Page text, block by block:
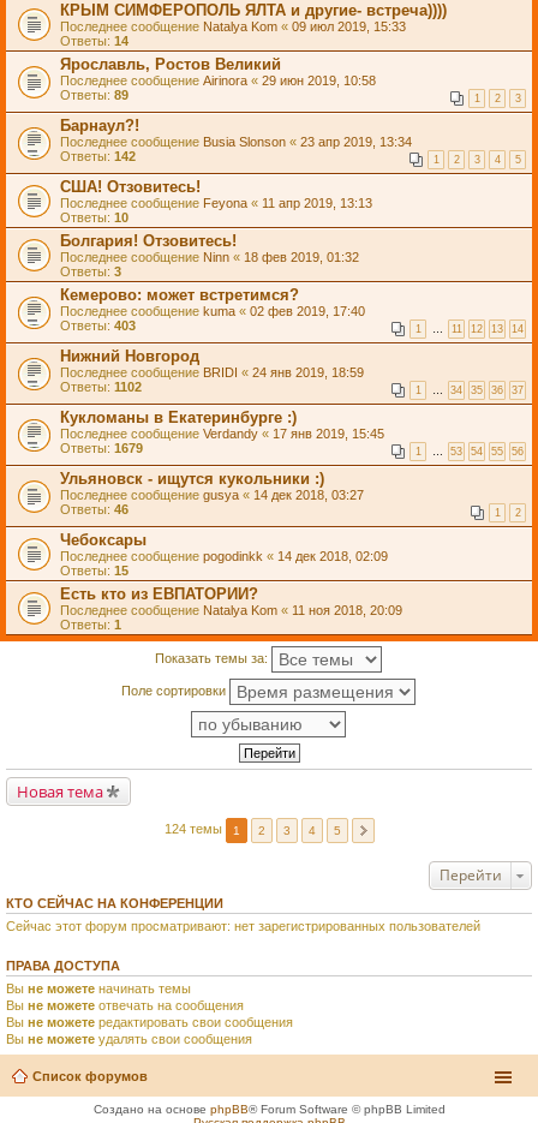
КРЫМ СИМФЕРОПОЛЬ ЯЛТА и другие- встреча))))
Последнее сообщение Natalya Kom « 09 июл 2019, 15:33
Ответы: 14
Ярославль, Ростов Великий
Последнее сообщение Airinora « 29 июн 2019, 10:58
Ответы: 89 1 2 3
Барнаул?!
Последнее сообщение Busia Slonson « 23 апр 2019, 13:34
Ответы: 142 1 2 3 4 5
США! Отзовитесь!
Последнее сообщение Feyona « 11 апр 2019, 13:13
Ответы: 10
Болгария! Отзовитесь!
Последнее сообщение Ninn « 18 фев 2019, 01:32
Ответы: 3
Кемерово: может встретимся?
Последнее сообщение kuma « 02 фев 2019, 17:40
Ответы: 403 1 … 11 12 13 14
Нижний Новгород
Последнее сообщение BRIDI « 24 янв 2019, 18:59
Ответы: 1102 1 … 34 35 36 37
Кукломаны в Екатеринбурге :)
Последнее сообщение Verdandy « 17 янв 2019, 15:45
Ответы: 1679 1 … 53 54 55 56
Ульяновск - ищутся кукольники :)
Последнее сообщение gusya « 14 дек 2018, 03:27
Ответы: 46 1 2
Чебоксары
Последнее сообщение pogodinkk « 14 дек 2018, 02:09
Ответы: 15
Есть кто из ЕВПАТОРИИ?
Последнее сообщение Natalya Kom « 11 ноя 2018, 20:09
Ответы: 1
Показать темы за:
Поле сортировки
Новая тема
124 темы 1 2 3 4 5
Перейти
КТО СЕЙЧАС НА КОНФЕРЕНЦИИ
Сейчас этот форум просматривают: нет зарегистрированных пользователей
ПРАВА ДОСТУПА
Вы не можете начинать темы
Вы не можете отвечать на сообщения
Вы не можете редактировать свои сообщения
Вы не можете удалять свои сообщения
Список форумов
Создано на основе phpBB® Forum Software © phpBB Limited